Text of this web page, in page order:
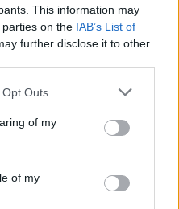
This information may
on the IAB’s List of
further disclose it to other
uses one or more Google
behaviour. You may click to
and its third-party tags to
purposes in below Google
Outs
of my
of my
Szólj hozzá!